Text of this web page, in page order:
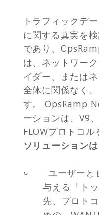
トラフィックデ
に関する真実を
であり、
は、ネットワー
イダー、または
全体に関係なく
す。 OpsRamp
ーションは、V9
FLOWプロトコル
ソリューション
ユーザーと
与える「ト
先、プロト